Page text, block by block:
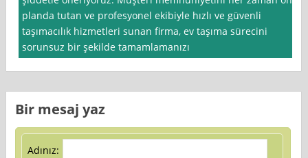
planda tutan ve profesyonel ekibiyle hızlı ve güvenli
taşımacılık hizmetleri sunan firma, ev taşıma sürecini
sorunsuz bir şekilde tamamlamanızı
Bir mesaj yaz
Adınız: